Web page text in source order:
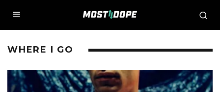
WHERE I GO